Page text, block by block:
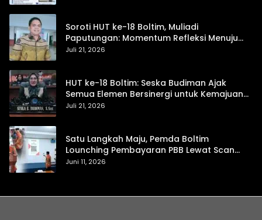
Soroti HUT ke-18 Boltim, Muliadi
Paputungan: Momentum Refleksi Menuju
Daerah Mandiri dan Berdaya Saing
Juli 21, 2026
HUT ke-18 Boltim: Seska Budiman Ajak
Semua Elemen Bersinergi untuk Kemajuan
Daerah
Juli 21, 2026
Satu Langkah Maju, Pemda Boltim
Lounching Pembayaran PBB Lewat Scan
Qris
Juni 11, 2026